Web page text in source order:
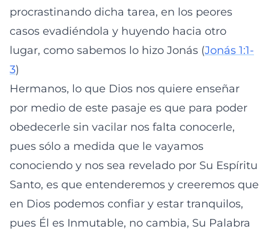
procrastinando dicha tarea, en los peores
casos evadiéndola y huyendo hacia otro
lugar, como sabemos lo hizo Jonás (Jonás 1:1-
3)
Hermanos, lo que Dios nos quiere enseñar
por medio de este pasaje es que para poder
obedecerle sin vacilar nos falta conocerle,
pues sólo a medida que le vayamos
conociendo y nos sea revelado por Su Espíritu
Santo, es que entenderemos y creeremos que
en Dios podemos confiar y estar tranquilos,
pues Él es Inmutable, no cambia, Su Palabra